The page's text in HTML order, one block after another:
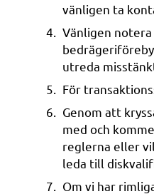
vänligen ta
Vänligen
utreda
För
Genom att
med och
reglerna eller
leda till
Om vi ​​har